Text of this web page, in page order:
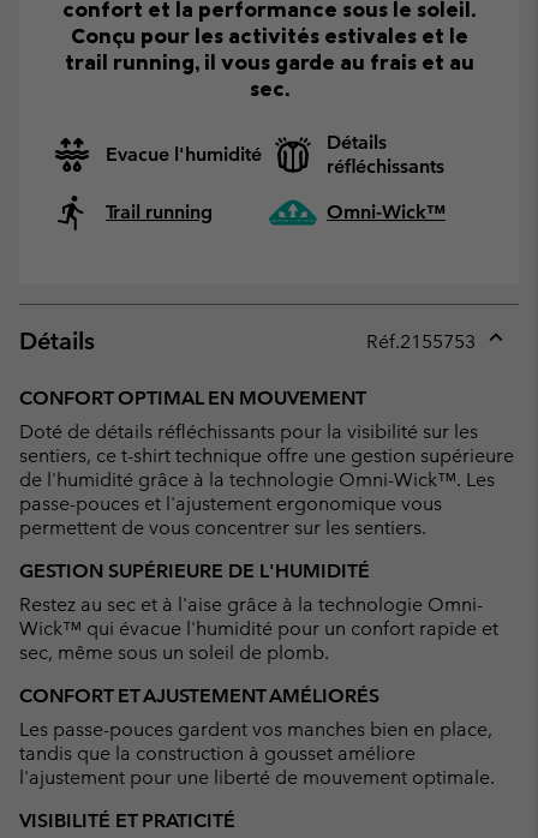
confort et la performance sous le soleil.
Conçu pour les activités estivales et le
trail running, il vous garde au frais et au
sec.
Evacue l'humidité
Détails
réfléchissants
Trail running
Omni-Wick™
Détails Réf.2155753
CONFORT OPTIMAL EN MOUVEMENT
Doté de détails réfléchissants pour la visibilité sur les
sentiers, ce t-shirt technique offre une gestion supérieure
de l'humidité grâce à la technologie Omni-Wick™. Les
passe-pouces et l'ajustement ergonomique vous
permettent de vous concentrer sur les sentiers.
GESTION SUPÉRIEURE DE L'HUMIDITÉ
Restez au sec et à l'aise grâce à la technologie Omni-
Wick™ qui évacue l'humidité pour un confort rapide et
sec, même sous un soleil de plomb.
CONFORT ET AJUSTEMENT AMÉLIORÉS
Les passe-pouces gardent vos manches bien en place,
tandis que la construction à gousset améliore
l'ajustement pour une liberté de mouvement optimale.
VISIBILITÉ ET PRATICITÉ